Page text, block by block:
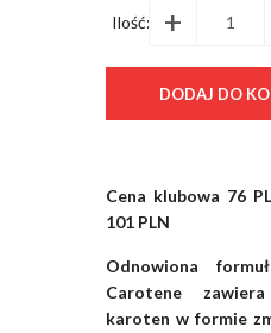
Ilość: +
Cena klubowa 76
101 PLN
Odnowiona
Carotene
karoten w formie